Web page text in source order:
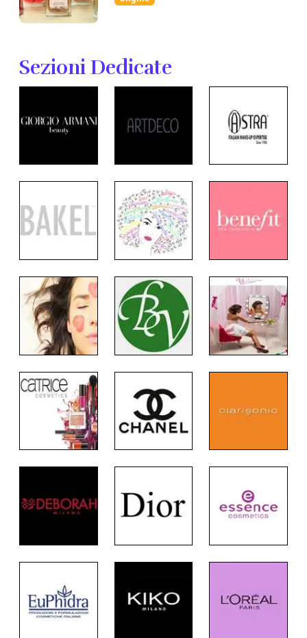
Sezioni Dedicate